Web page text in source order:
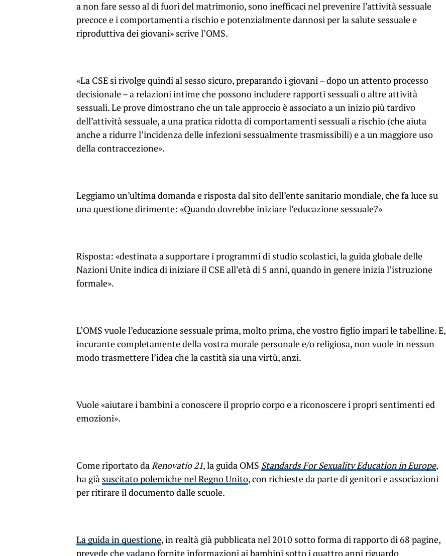
a non fare sesso al di fuori del matrimonio, sono inefficaci nel prevenire l’attività sessuale
precoce e i comportamenti a rischio e potenzialmente dannosi per la salute sessuale e
riproduttiva dei giovani» scrive l’OMS.
«La CSE si rivolge quindi al sesso sicuro, preparando i giovani – dopo un attento processo
decisionale – a relazioni intime che possono includere rapporti sessuali o altre attività
sessuali. Le prove dimostrano che un tale approccio è associato a un inizio più tardivo
dell’attività sessuale, a una pratica ridotta di comportamenti sessuali a rischio (che aiuta
anche a ridurre l’incidenza delle infezioni sessualmente trasmissibili) e a un maggiore uso
della contraccezione».
Leggiamo un’ultima domanda e risposta dal sito dell’ente sanitario mondiale, che fa luce su
una questione dirimente: «Quando dovrebbe iniziare l’educazione sessuale?»
Risposta: «destinata a supportare i programmi di studio scolastici, la guida globale delle
Nazioni Unite indica di iniziare il CSE all’età di 5 anni, quando in genere inizia l’istruzione
formale».
L’OMS vuole l’educazione sessuale prima, molto prima, che vostro figlio impari le tabelline. E,
incurante completamente della vostra morale personale e/o religiosa, non vuole in nessun
modo trasmettere l’idea che la castità sia una virtù, anzi.
Vuole «aiutare i bambini a conoscere il proprio corpo e a riconoscere i propri sentimenti ed
emozioni».
Come riportato daRenovatio 21, la guida OMS Standards For Sexuality Education in Europe,
ha già suscitato polemiche nel Regno Unito, con richieste da parte di genitori e associazioni
per ritirare il documento dalle scuole.
La guida in questione, in realtà già pubblicata nel 2010 sotto forma di rapporto di 68 pagine,
prevede che vadano fornite informazioni ai bambini sotto i quattro anni riguardo